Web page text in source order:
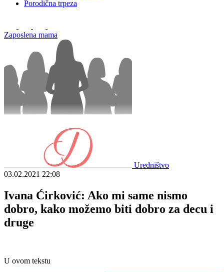
Porodična trpeza
Zaposlena mama
Uredništvo
03.02.2021 22:08
Ivana Ćirković: Ako mi same nismo
dobro, kako možemo biti dobro za decu i
druge
U ovom tekstu